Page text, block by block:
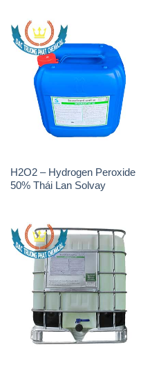
H2O2 – Hydrogen Peroxide
50% Thái Lan Solvay